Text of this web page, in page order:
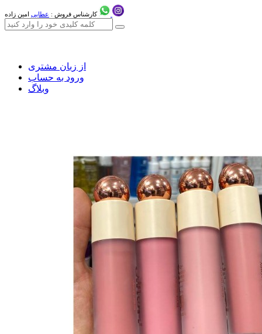
کارشناس فروش : عطایی امین زاده
از زبان مشتری
ورود به حساب
وبلاگ